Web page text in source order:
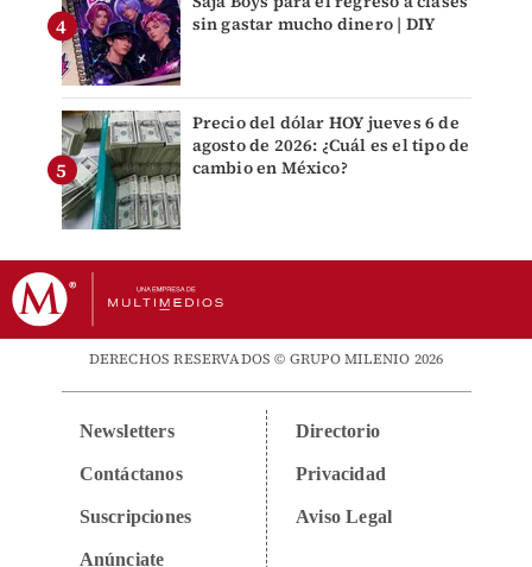
sin gastar mucho dinero | DIY
Precio del dólar HOY jueves 6 de
agosto de 2026: ¿Cuál es el tipo de
cambio en México?
DERECHOS RESERVADOS © GRUPO MILENIO 2026
Newsletters
Contáctanos
Suscripciones
Anúnciate
Directorio
Privacidad
Aviso Legal